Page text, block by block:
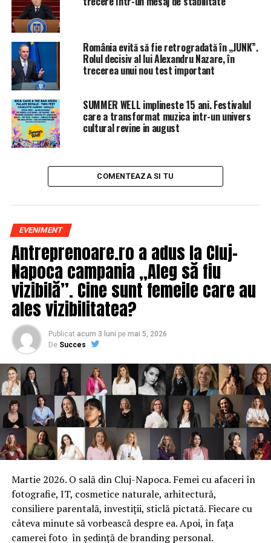
România evită să fie retrogradată în „JUNK”.
Rolul decisiv al lui Alexandru Nazare, în
trecerea unui nou test important
SUMMER WELL implineste 15 ani. Festivalul
care a transformat muzica intr-un univers
cultural revine in august
COMENTEAZA SI TU
EVENIMENT
Antreprenoare.ro a adus la Cluj-
Napoca campania „Aleg să fiu
vizibilă”. Cine sunt femeile care au
ales vizibilitatea?
Publicat acum 3 luni pe mai 5, 2026
De Succes
Martie 2026. O sală din Cluj-Napoca. Femei cu afaceri în
fotografie, IT, cosmetice naturale, arhitectură,
consiliere parentală, investiții, sticlă pictată. Fiecare cu
câteva minute să vorbească despre ea. Apoi, în fața
camerei foto în ședință de branding personal.